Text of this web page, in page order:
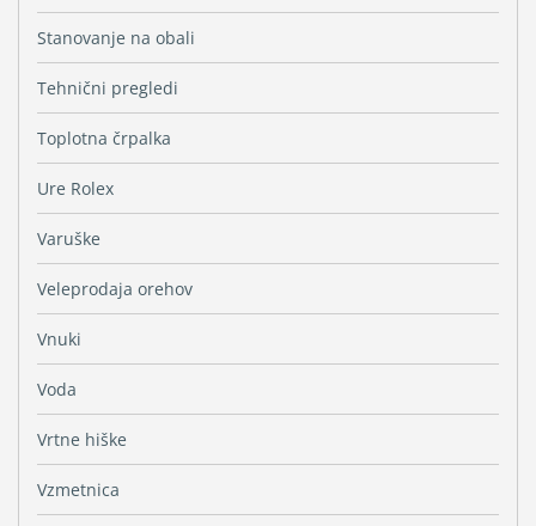
Stanovanje na obali
Tehnični pregledi
Toplotna črpalka
Ure Rolex
Varuške
Veleprodaja orehov
Vnuki
Voda
Vrtne hiške
Vzmetnica